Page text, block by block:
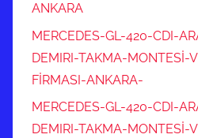
ANKARA
MERCEDES-GL-420-CDI-
DEMIRI-TAKMA-MONTESİ-
FİRMASI-ANKARA-
MERCEDES-GL-420-CDI-
DEMIRI-TAKMA-MONTESİ-